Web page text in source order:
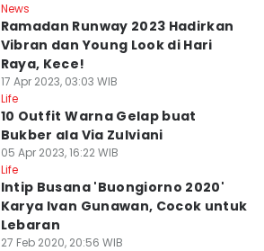
News
Ramadan Runway 2023 Hadirkan
Vibran dan Young Look di Hari
Raya, Kece!
17 Apr 2023, 03:03 WIB
Life
10 Outfit Warna Gelap buat
Bukber ala Via Zulviani
05 Apr 2023, 16:22 WIB
Life
Intip Busana 'Buongiorno 2020'
Karya Ivan Gunawan, Cocok untuk
Lebaran
27 Feb 2020, 20:56 WIB